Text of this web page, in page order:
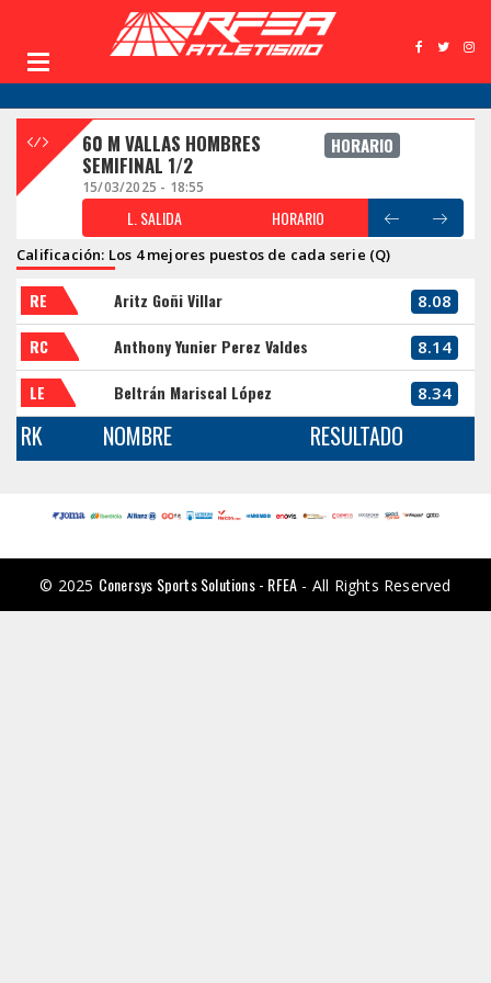
60 M VALLAS HOMBRES
SEMIFINAL 1/2
HORARIO
15/03/2025 - 18:55
L. SALIDA HORARIO
Calificación: Los 4 mejores puestos de cada serie (Q)
RE Aritz Goñi Villar 8.08
RC Anthony Yunier Perez Valdes 8.14
LE Beltrán Mariscal López 8.34
RK NOMBRE RESULTADO
© 2025 Conersys Sports Solutions - RFEA - All Rights Reserved